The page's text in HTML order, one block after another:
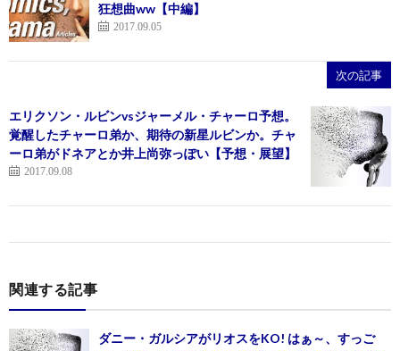
狂想曲ww【中編】
2017.09.05
次の記事
エリクソン・ルビンvsジャーメル・チャーロ予想。
覚醒したチャーロ弟か、期待の新星ルビンか。チャ
ーロ弟がドネアとか井上尚弥っぽい【予想・展望】
2017.09.08
関連する記事
ダニー・ガルシアがリオスをKO! はぁ～、すっご